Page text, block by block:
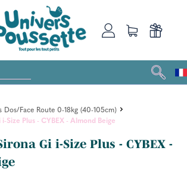
Dos/Face Route 0-18kg (40-105cm)
Size Plus - CYBEX - Almond Beige
Gi i-Size Plus - CYBEX -